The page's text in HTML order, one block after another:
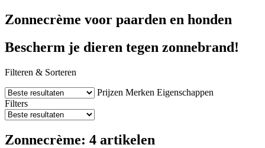
Zonnecrème voor paarden en honden
Bescherm je dieren tegen zonnebrand!
Filteren & Sorteren
Prijzen Merken Eigenschappen
Filters
Zonnecrème: 4 artikelen